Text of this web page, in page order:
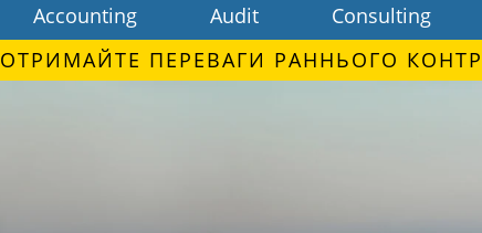
Accounting Audit Consulting
ОТРИМАЙТЕ ПЕРЕВАГИ РАННЬОГО